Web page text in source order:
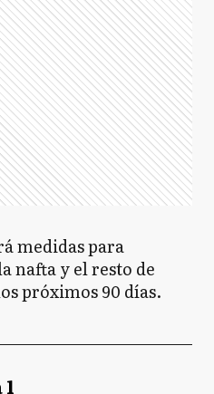
medidas para
nafta y el resto de
próximos 90 días.